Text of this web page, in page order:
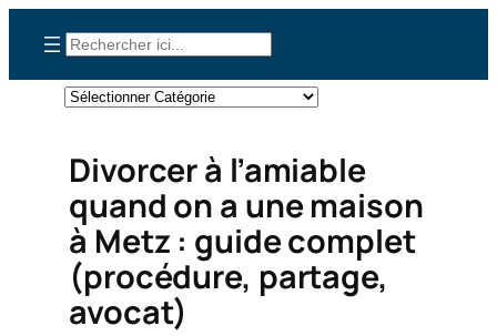
contenu
Rechercher
Catégories
Divorcer à l’amiable
quand on a une maison
à Metz : guide complet
(procédure, partage,
avocat)